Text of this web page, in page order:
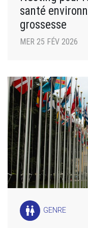
santé
grossesse
MER 25 FÉV 2026
wc GENRE